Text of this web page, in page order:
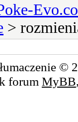
>
©
forum MyBB